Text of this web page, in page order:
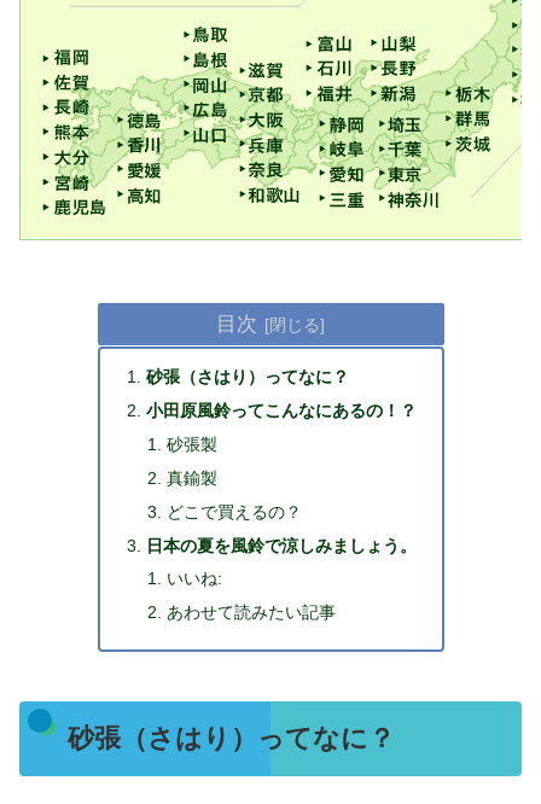
目次
砂張（さはり）ってなに？
小田原風鈴ってこんなにあるの！？
砂張製
真鍮製
どこで買えるの？
日本の夏を風鈴で涼しみましょう。
いいね:
あわせて読みたい記事
砂張（さはり）ってなに？